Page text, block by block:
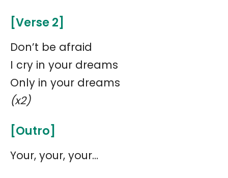
[Verse 2]
Don’t be afraid
I cry in your dreams
Only in your dreams
(x2)
[Outro]
Your, your, your…